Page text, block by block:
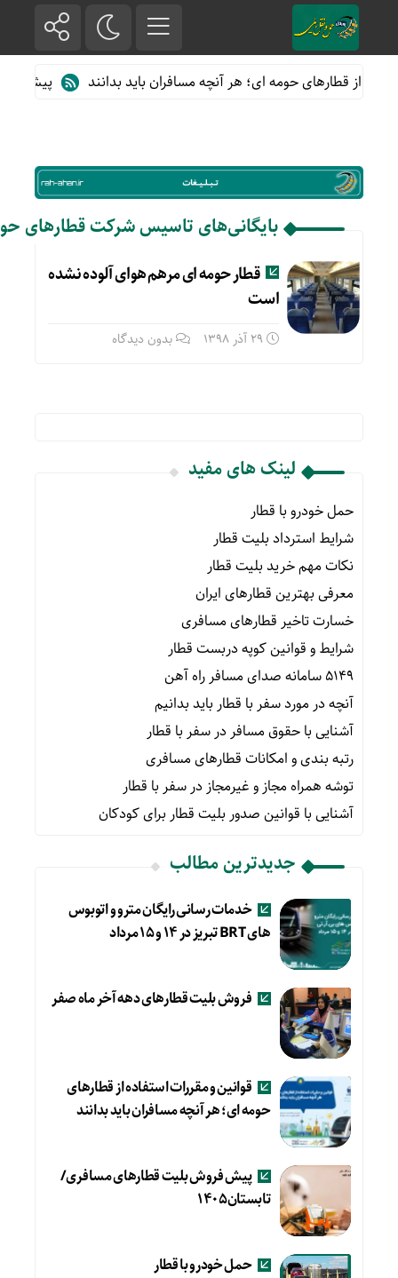
از قطارهای حومه ای؛ هر آنچه مسافران باید بدانند پیش فروش
بایگانی‌های تاسیس شرکت قطارهای
قطار حومه ای مرهم هوای آلوده نشده
است
29 آذر 1398 بدون دیدگاه
لینک های مفید
حمل خودرو با قطار
شرایط استرداد بلیت قطار
نکات مهم خرید بلیت قطار
معرفی بهترین قطارهای ایران
خسارت تاخیر قطارهای مسافری
شرایط و قوانین کوپه دربست قطار
۵۱۴۹ سامانه صدای مسافر راه آهن
آنچه در مورد سفر با قطار باید بدانیم
آشنایی با حقوق مسافر در سفر با قطار
رتبه بندی و امکانات قطارهای مسافری
توشه همراه مجاز و غیرمجاز در سفر با قطار
آشنایی با قوانین صدور بلیت قطار برای کودکان
جدیدترین مطالب
خدمات رسانی رایگان مترو و اتوبوس
های BRT تبریز در ۱۴ و ۱۵ مرداد
فروش بلیت قطارهای دهه آخر ماه صفر
قوانین و مقررات استفاده از قطارهای
حومه ای؛ هر آنچه مسافران باید بدانند
پیش فروش بلیت قطارهای مسافری/
تابستان۱۴۰۵
حمل خودرو با قطار